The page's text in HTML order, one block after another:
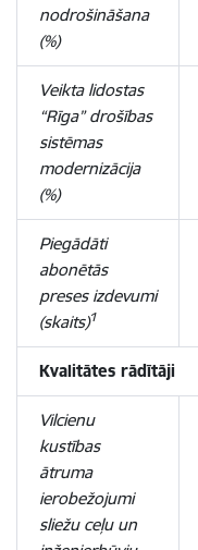
nodrošināšana
(%)
Veikta lidostas
“Rīga” drošības
sistēmas
modernizācija
(%)
Piegādāti
abonētās
preses izdevumi
(skaits)1
Kvalitātes rādītāji
Vilcienu
kustības
ātruma
ierobežojumi
sliežu ceļu un